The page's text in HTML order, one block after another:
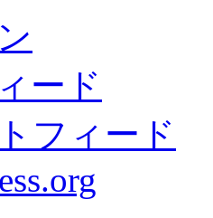
ード
フィード